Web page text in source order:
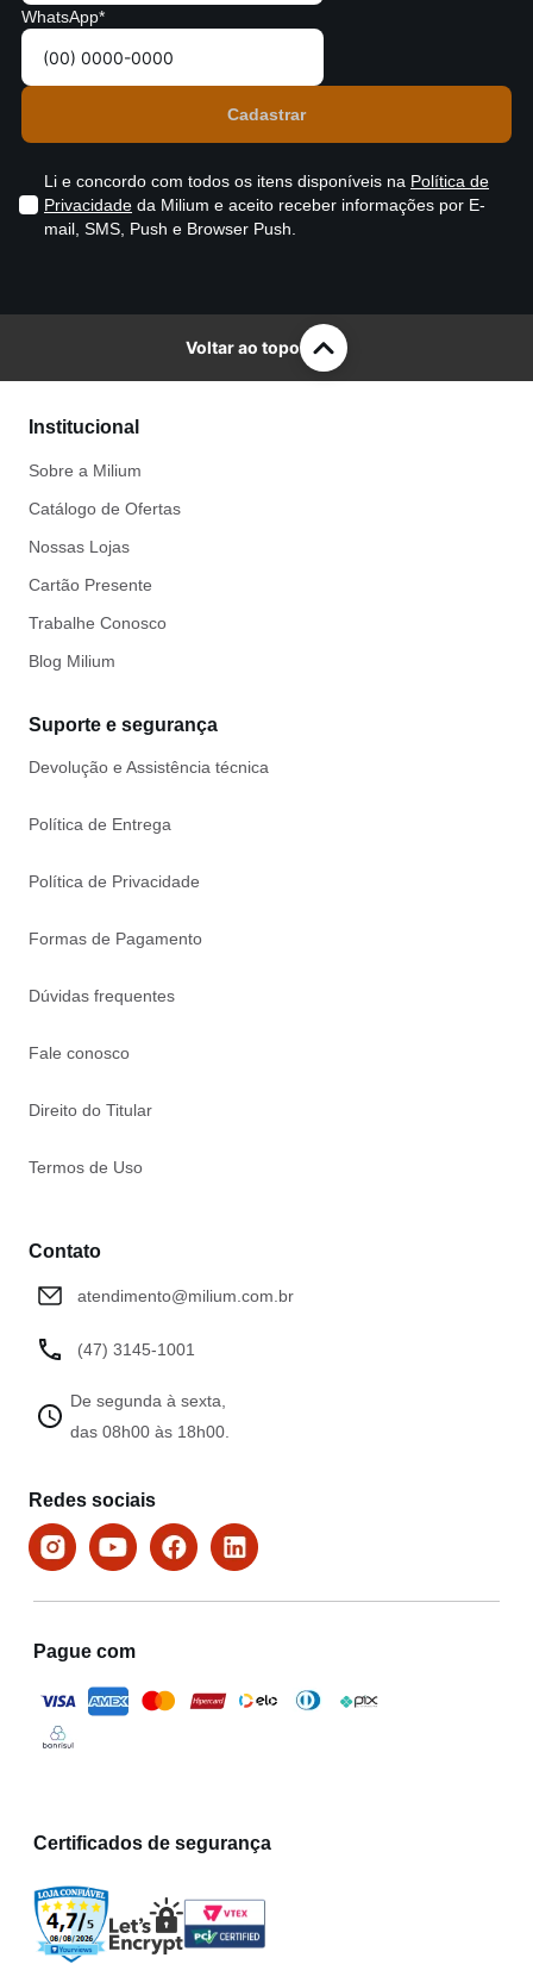
WhatsApp*
Li e concordo com todos os itens disponíveis na Política de
Privacidade da Milium e aceito receber informações por E-
mail, SMS, Push e Browser Push.
Voltar ao topo
Institucional
Sobre a Milium
Catálogo de Ofertas
Nossas Lojas
Cartão Presente
Trabalhe Conosco
Blog Milium
Suporte e segurança
Devolução e Assistência técnica
Política de Entrega
Política de Privacidade
Formas de Pagamento
Dúvidas frequentes
Fale conosco
Direito do Titular
Termos de Uso
Contato
atendimento@milium.com.br
(47) 3145-1001
De segunda à sexta,
das 08h00 às 18h00.
Redes sociais
Pague com
Certificados de segurança